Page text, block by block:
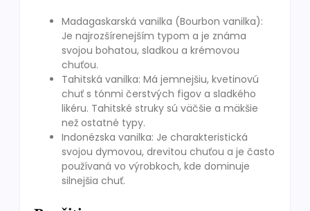
Madagaskarská vanilka (Bourbon vanilka):
Je najrozšírenejším typom a je známa
svojou bohatou, sladkou a krémovou
chuťou.
Tahitská vanilka: Má jemnejšiu, kvetinovú
chuť s tónmi čerstvých figov a sladkého
likéru. Tahitské struky sú väčšie a mäkšie
než ostatné typy.
Indonézska vanilka: Je charakteristická
svojou dymovou, drevitou chuťou a je často
používaná vo výrobkoch, kde dominuje
silnejšia chuť.